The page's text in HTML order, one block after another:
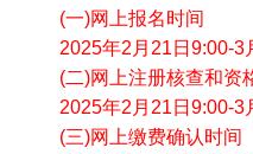
(一)网上报名时间
2025年2月21日9:00-3
(二)网上注册核查和资
2025年2月21日9:00-3
(三)网上缴费确认时间